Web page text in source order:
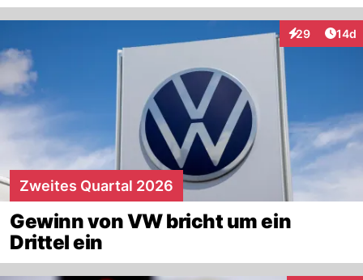
29
Interaktionen
14d
Zweites Quartal 2026
Gewinn von VW bricht um ein
Drittel ein